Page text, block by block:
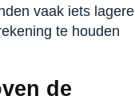
vaak iets lagere
te houden
de